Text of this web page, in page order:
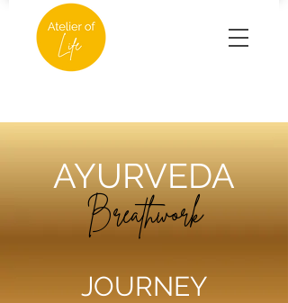
AYURVEDA
Breathwork
JOURNEY